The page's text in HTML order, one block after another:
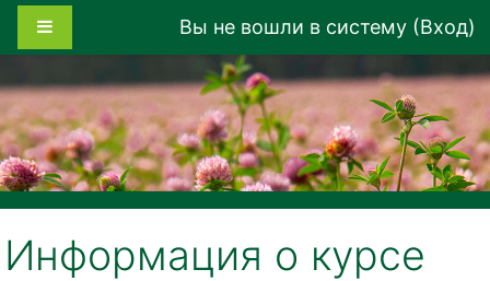
Перейти к основному содержанию
Вы не вошли в систему (Вход)
Информация о курсе